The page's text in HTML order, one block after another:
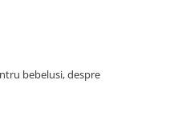
bebelusi, despre